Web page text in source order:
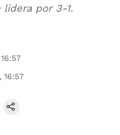
lidera por 3-1.
16:57